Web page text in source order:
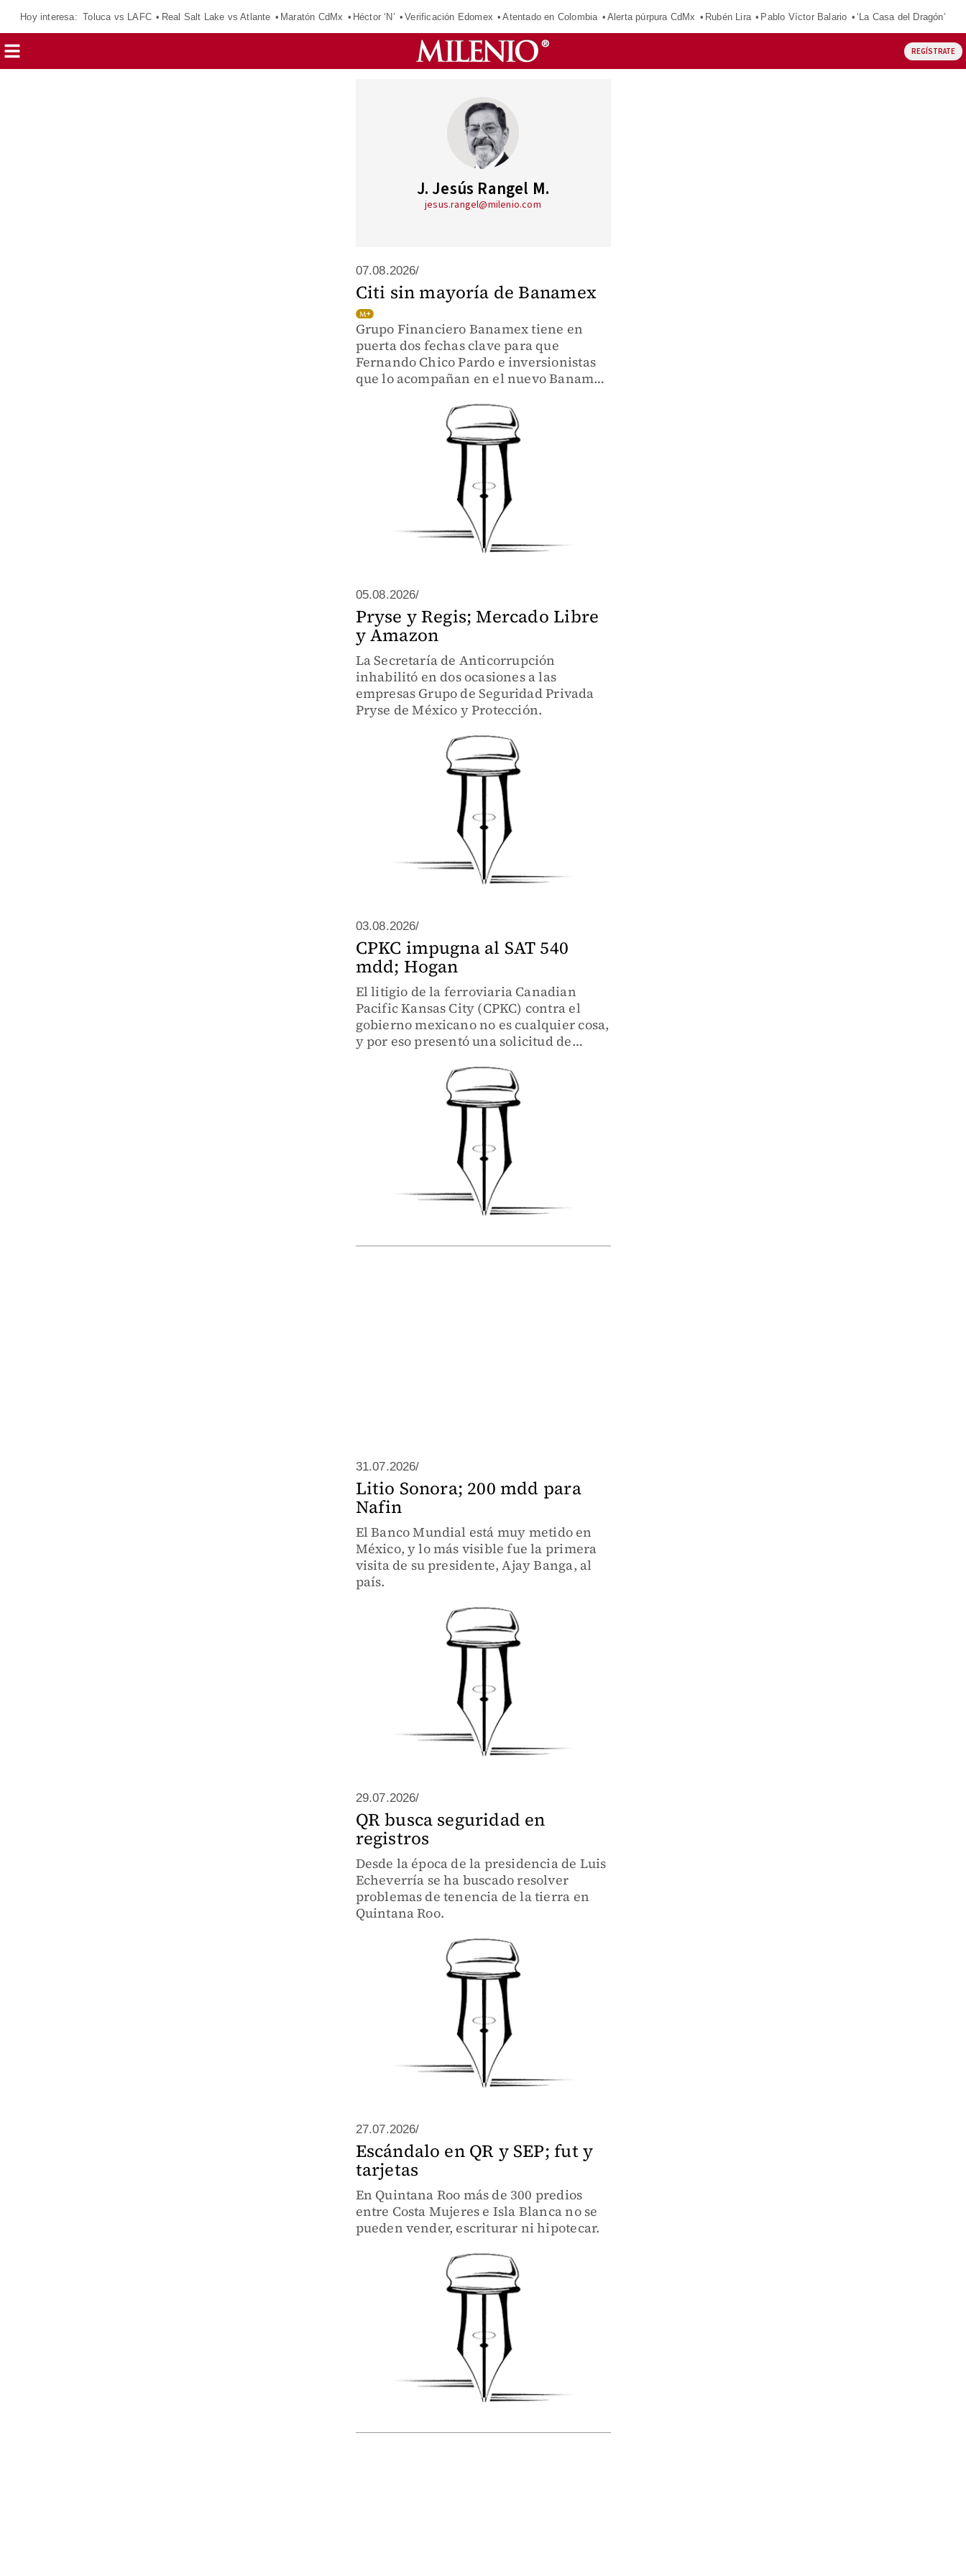
Hoy interesa: Toluca vs LAFC Real Salt Lake vs Atlante Maratón CdMx Héctor ‘N’ Verificación Edomex Atentado en Colombia Alerta púrpura CdMx Rubén Lira Pablo Víctor Balario ‘La Casa del Dragón’
REGÍSTRATE
J. Jesús Rangel M.
jesus.rangel@milenio.com
07.08.2026/
Citi sin mayoría de Banamex
Grupo Financiero Banamex tiene en
puerta dos fechas clave para que
Fernando Chico Pardo e inversionistas
que lo acompañan en el nuevo Banamex
05.08.2026/
Pryse y Regis; Mercado Libre
y Amazon
La Secretaría de Anticorrupción
inhabilitó en dos ocasiones a las
empresas Grupo de Seguridad Privada
Pryse de México y Protección.
03.08.2026/
CPKC impugna al SAT 540
mdd; Hogan
El litigio de la ferroviaria Canadian
Pacific Kansas City (CPKC) contra el
gobierno mexicano no es cualquier cosa,
y por eso presentó una solicitud de
Ciadi del Banco Mundial.
31.07.2026/
Litio Sonora; 200 mdd para
Nafin
El Banco Mundial está muy metido en
México, y lo más visible fue la primera
visita de su presidente, Ajay Banga, al
país.
29.07.2026/
QR busca seguridad en
registros
Desde la época de la presidencia de Luis
Echeverría se ha buscado resolver
problemas de tenencia de la tierra en
Quintana Roo.
27.07.2026/
Escándalo en QR y SEP; fut y
tarjetas
En Quintana Roo más de 300 predios
entre Costa Mujeres e Isla Blanca no se
pueden vender, escriturar ni hipotecar.